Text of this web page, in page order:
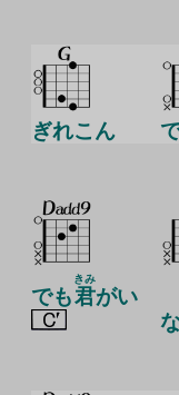
ぎれこん
でも君
きみ
がい